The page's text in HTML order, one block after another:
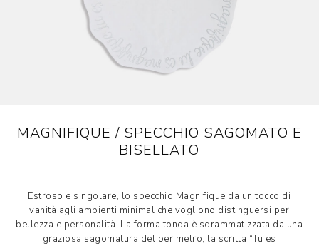
MAGNIFIQUE / SPECCHIO SAGOMATO E
BISELLATO
Estroso e singolare, lo specchio Magnifique da un tocco di
vanità agli ambienti minimal che vogliono distinguersi per
bellezza e personalità. La forma tonda è sdrammatizzata da una
graziosa sagomatura del perimetro, la scritta “Tu es